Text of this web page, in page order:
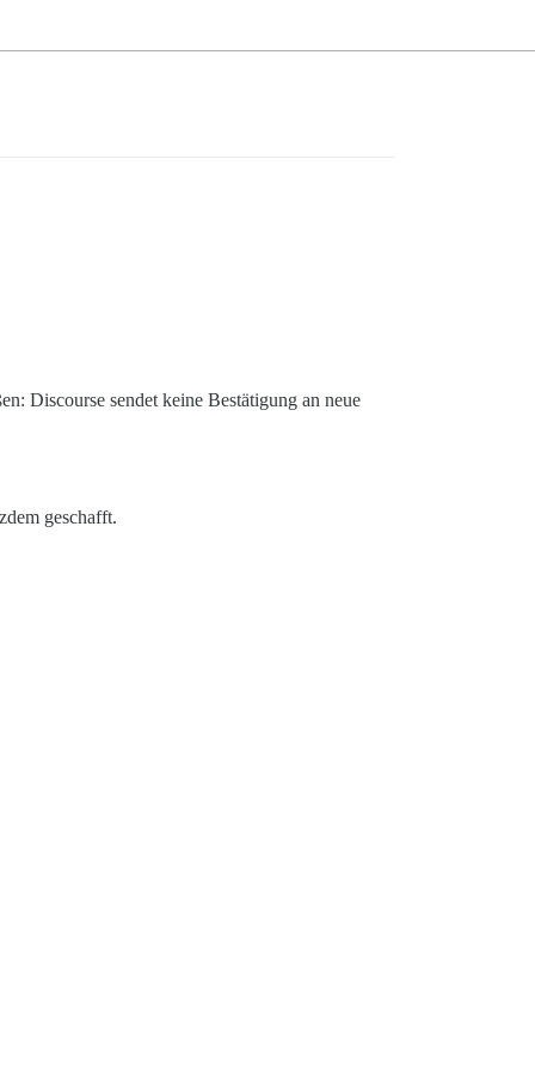
Discourse sendet keine Bestätigung an neue
geschafft.